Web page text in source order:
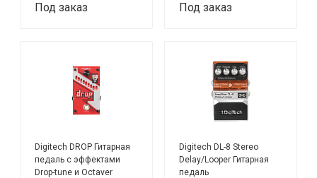
Под заказ Под заказ
Digitech DROP Гитарная
педаль с эффектами
Drop-tune и Octaver
Digitech DL-8 Stereo
Delay/Looper Гитарная
педаль